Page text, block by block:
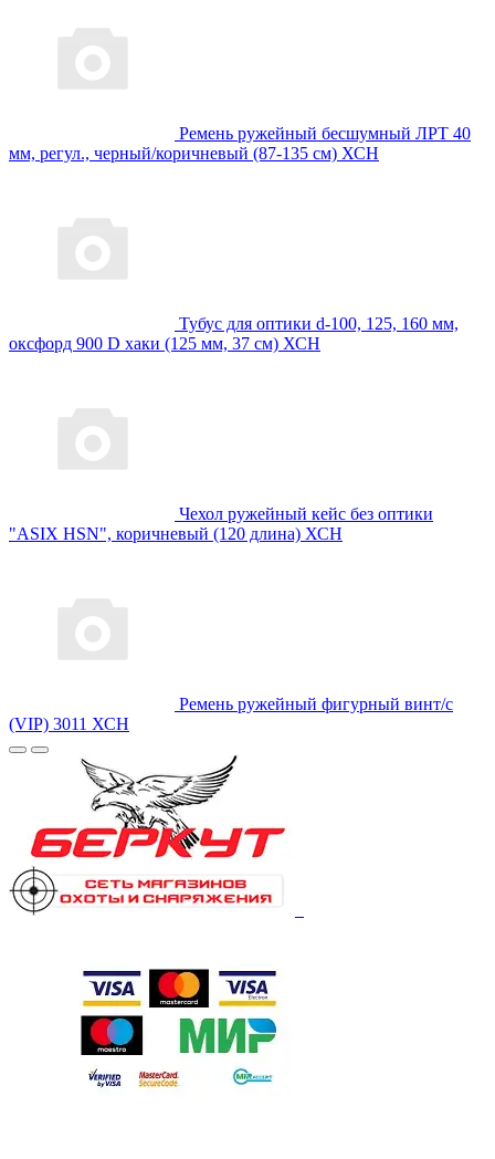
Ремень ружейный бесшумный ЛРТ 40
мм, регул., черный/коричневый (87-135 см) ХСН
Тубус для оптики d-100, 125, 160 мм,
оксфорд 900 D хаки (125 мм, 37 см) ХСН
Чехол ружейный кейс без оптики
"ASIX HSN", коричневый (120 длина) ХСН
Ремень ружейный фигурный винт/с
(VIP) 3011 ХСН